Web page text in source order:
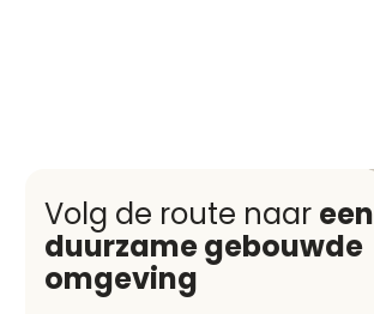
Volg de route naar een
duurzame gebouwde
omgeving